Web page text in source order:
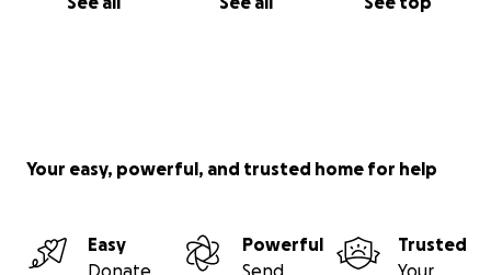
Your easy, powerful, and trusted home for help
Easy
Donate
Powerful
Send
Trusted
Your